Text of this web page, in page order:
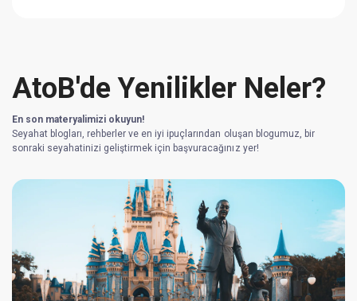
AtoB'de Yenilikler Neler?
En son materyalimizi okuyun!
Seyahat blogları, rehberler ve en iyi ipuçlarından oluşan blogumuz, bir
sonraki seyahatinizi geliştirmek için başvuracağınız yer!